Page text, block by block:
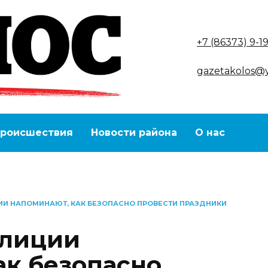
+7 (86373) 9-
Новости района О нас
НАПОМИНАЮТ, КАК БЕЗОПАСНО ПРОВЕСТИ ПРАЗДНИКИ